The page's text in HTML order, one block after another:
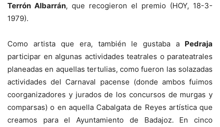
Terrón Albarrán, que recogieron el premio (HOY, 18-3-
1979).
Como artista que era, también le gustaba a Pedraja
participar en algunas actividades teatrales o parateatrales
planeadas en aquellas tertulias, como fueron las solazadas
actividades del Carnaval pacense (donde ambos fuimos
coorganizadores y jurados de los concursos de murgas y
comparsas) o en aquella Cabalgata de Reyes artística que
creamos para el Ayuntamiento de Badajoz. En cinco